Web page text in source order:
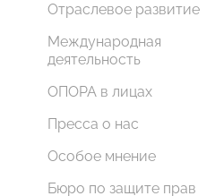
Отраслевое развитие
Международная
деятельность
ОПОРА в лицах
Пресса о нас
Особое мнение
Бюро по защите прав